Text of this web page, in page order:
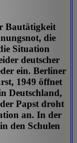
Bautätigkeit
die
Situation
deutscher
ein. Berliner
1949 öffnet
Deutschland,
Papst droht
an. In der
den Schulen